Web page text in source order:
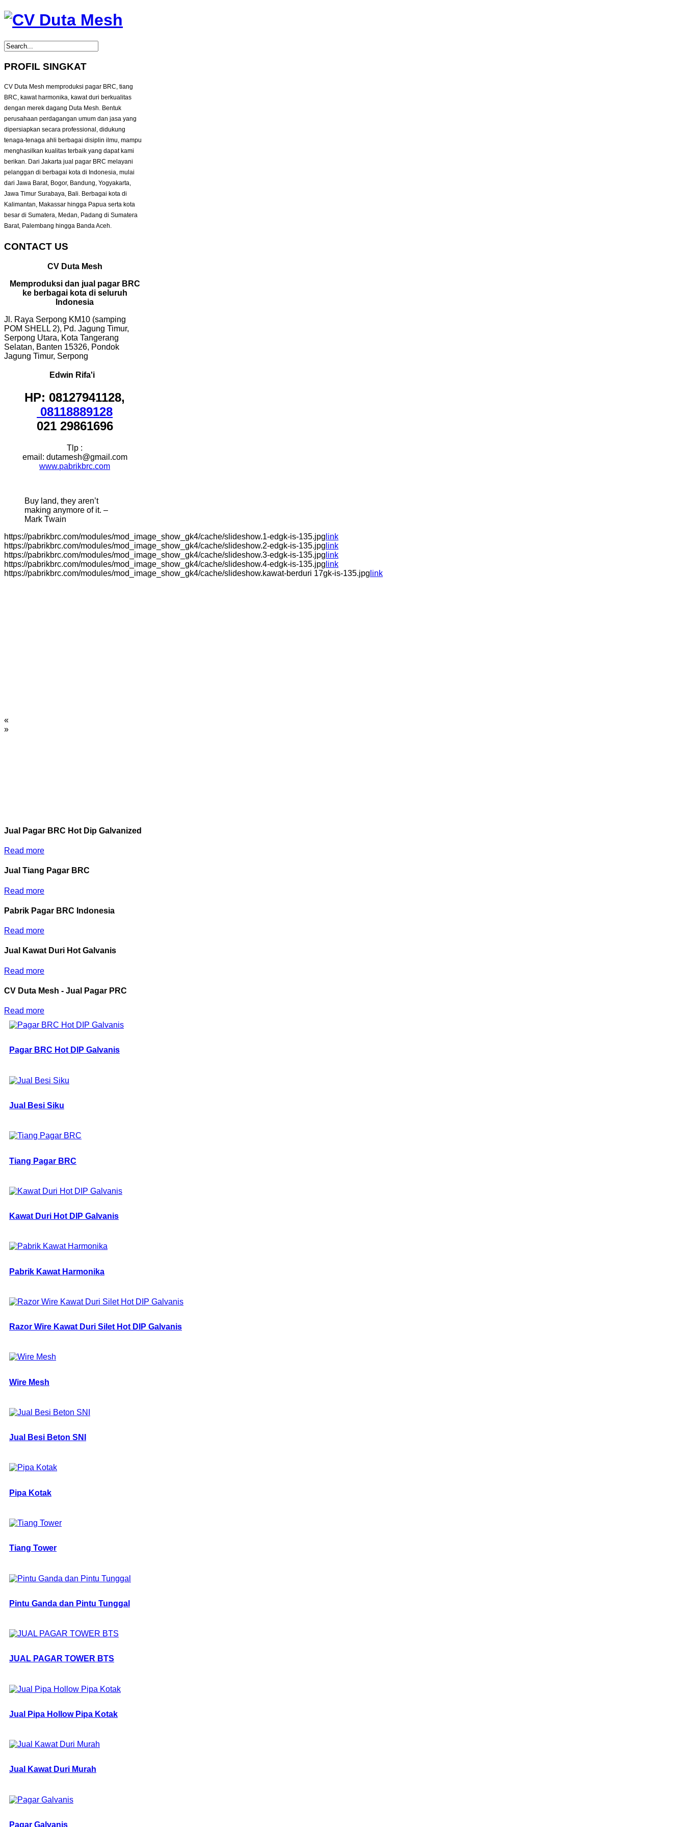
PROFIL SINGKAT
CV Duta Mesh memproduksi pagar BRC, tiang
BRC, kawat harmonika, kawat duri berkualitas
dengan merek dagang Duta Mesh. Bentuk
perusahaan perdagangan umum dan jasa yang
dipersiapkan secara professional, didukung
tenaga-tenaga ahli berbagai disiplin ilmu, mampu
menghasilkan kualitas terbaik yang dapat kami
berikan. Dari Jakarta jual pagar BRC melayani
pelanggan di berbagai kota di Indonesia, mulai
dari Jawa Barat, Bogor, Bandung, Yogyakarta,
Jawa Timur Surabaya, Bali. Berbagai kota di
Kalimantan, Makassar hingga Papua serta kota
besar di Sumatera, Medan, Padang di Sumatera
Barat, Palembang hingga Banda Aceh.
CONTACT US
CV Duta Mesh
Memproduksi dan jual pagar BRC
ke berbagai kota di seluruh
Indonesia
Jl. Raya Serpong KM10 (samping
POM SHELL 2), Pd. Jagung Timur,
Serpong Utara, Kota Tangerang
Selatan, Banten 15326, Pondok
Jagung Timur, Serpong
Edwin Rifa'i
HP: 08127941128,
08118889128
021 29861696
Tlp :
email: dutamesh@gmail.com
www.pabrikbrc.com
Buy land, they aren’t
making anymore of it. –
Mark Twain
https://pabrikbrc.com/modules/mod_image_show_gk4/cache/slideshow.1-edgk-is-135.jpg link
https://pabrikbrc.com/modules/mod_image_show_gk4/cache/slideshow.2-edgk-is-135.jpg link
https://pabrikbrc.com/modules/mod_image_show_gk4/cache/slideshow.3-edgk-is-135.jpg link
https://pabrikbrc.com/modules/mod_image_show_gk4/cache/slideshow.4-edgk-is-135.jpg link
https://pabrikbrc.com/modules/mod_image_show_gk4/cache/slideshow.kawat-berduri 17gk-is-135.jpg link
«
»
Jual Pagar BRC Hot Dip Galvanized
Read more
Jual Tiang Pagar BRC
Read more
Pabrik Pagar BRC Indonesia
Read more
Jual Kawat Duri Hot Galvanis
Read more
CV Duta Mesh - Jual Pagar PRC
Read more
Pagar BRC Hot DIP Galvanis
Jual Besi Siku
Tiang Pagar BRC
Kawat Duri Hot DIP Galvanis
Pabrik Kawat Harmonika
Razor Wire Kawat Duri Silet Hot DIP Galvanis
Wire Mesh
Jual Besi Beton SNI
Pipa Kotak
Tiang Tower
Pintu Ganda dan Pintu Tunggal
JUAL PAGAR TOWER BTS
Jual Pipa Hollow Pipa Kotak
Jual Kawat Duri Murah
Pagar Galvanis